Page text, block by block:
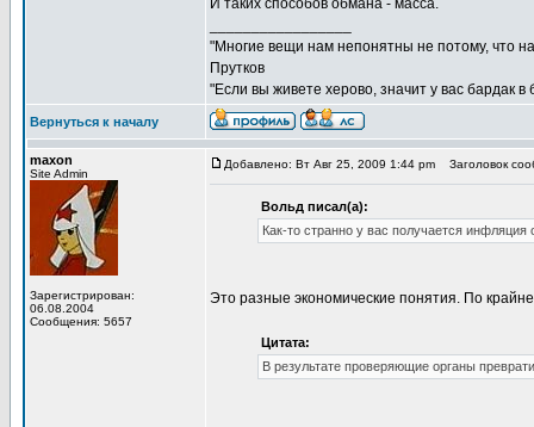
И таких способов обмана - масса.
"Многие вещи нам непонятны не потому, что
Прутков
"Если вы живете херово, значит у вас бардак
Вернуться к началу
maxon
Site Admin
Зарегистрирован:
06.08.2004
Сообщения: 5657
Добавлено: Вт Авг 25, 2009 1:44 pm Заголовок
Вольд писал(а):
Как-то странно у вас получается инфляция
Это разные экономические понятия. По
Цитата:
В результате проверяющие органы